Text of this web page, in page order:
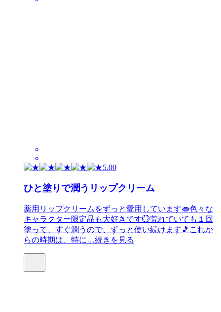
5.00
ひと塗りで潤うリップクリーム
薬用リップクリームをずっと愛用しています👄色々な
キャラクター限定品も大好きです💮荒れていても１回
塗って、すぐ潤うので、ずっと使い続けます🎵これか
らの時期は、特に…続きを見る